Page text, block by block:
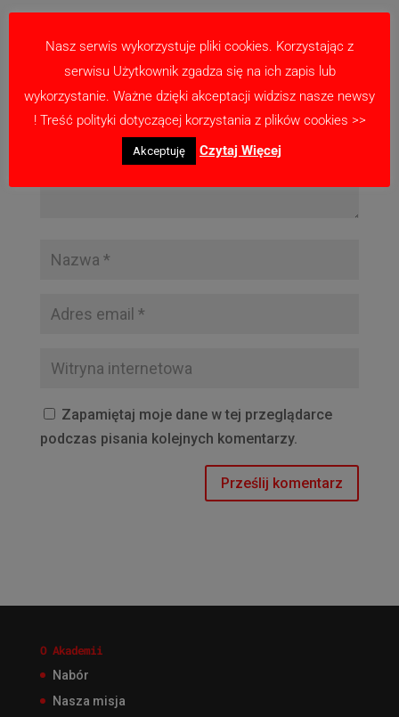
Twój adres email nie zostanie opublikowany.
Wymagane pola są oznaczone*
Zapamiętaj moje dane w tej przeglądarce
podczas pisania kolejnych komentarzy.
O Akademii
Nabór
Nasza misja
Nasz serwis wykorzystuje pliki cookies. Korzystając z
serwisu Użytkownik zgadza się na ich zapis lub
wykorzystanie. Ważne dzięki akceptacji widzisz nasze newsy
! Treść polityki dotyczącej korzystania z plików cookies >>
Akceptuję Czytaj Więcej